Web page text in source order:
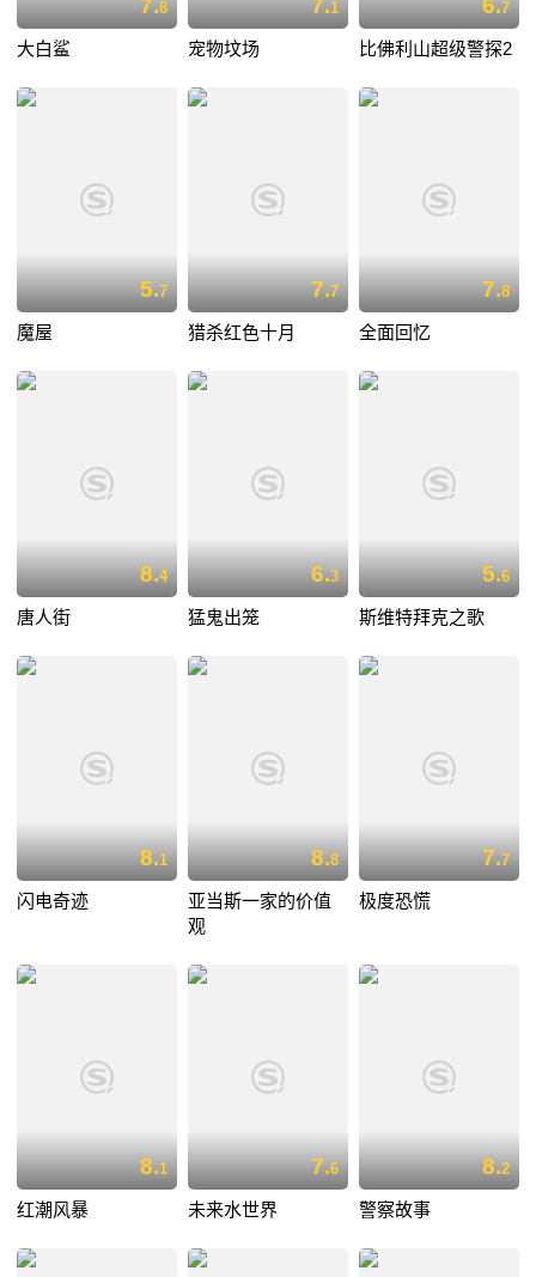
7.8
大白鲨
7.1
宠物坟场
6.7
比佛利山超级警探2
5.7
魔屋
7.7
猎杀红色十月
7.8
全面回忆
8.4
唐人街
6.3
猛鬼出笼
5.6
斯维特拜克之歌
8.1
闪电奇迹
8.8
亚当斯一家的价值
观
7.7
极度恐慌
8.1
红潮风暴
7.6
未来水世界
8.2
警察故事